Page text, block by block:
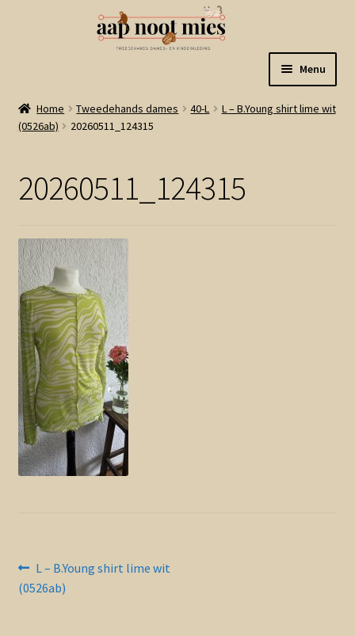
naar
navigatie
de
inhoud
Menu
Welkom
Winkel
Winkelmand
Linkjes
Contact en nieuwsbrief
Home Tweedehands dames 40-L
L – B.Young shirt lime wit
(0526ab)
20260511_124315
20260511_124315
Bericht
navigatie
Vorig
bericht:
L – B.Young shirt lime wit
(0526ab)